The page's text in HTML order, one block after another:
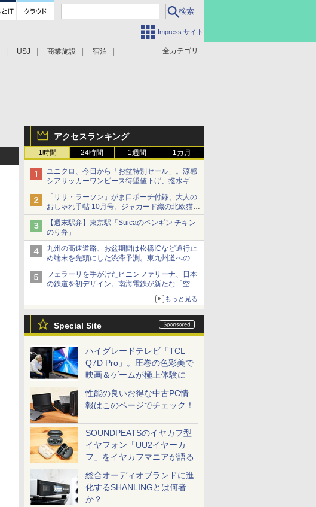
Impress サイト
全カテゴリ
USJ 商業施設 宿泊
アクセスランキング
1時間 24時間 1週間 1カ月
ユニクロ、今日から「お盆特別セール」。涼感
シアサッカーワンピース待望値下げ、撥水ギア
ショーツは1990円に
「リサ・ラーソン」がま口ポーチ付録、大人の
おしゃれ手帖 10月号。ジャカード織の北欧猫デ
ザイン
【週末駅弁】東京駅「Suicaのペンギン チキン
のり弁」
九州の高速道路、お盆期間は松橋ICなど通行止
め端末を先頭にした渋滞予測。東九州道への迂
回は料金調整を実施
フェラーリを手がけたピニンファリーナ、日本
の鉄道を初デザイン。南海電鉄が新たな「空港
もっと見る
Special Site
ハイグレードテレビ「TCL
Q7D Pro」。圧巻の色彩美で
映画＆ゲームが極上体験に
性能の良いお得な中古PC情
報はこのページでチェック！
SOUNDPEATSのイヤカフ型
イヤフォン「UU2イヤーカ
フ」をイヤカフマニアが語る
総合オーディオブランドに進
化するSHANLINGとは何者
か？